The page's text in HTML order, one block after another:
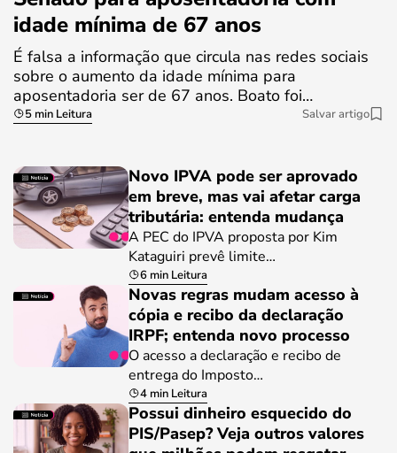
idade mínima de 67 anos
É falsa a informação que circula nas redes sociais
sobre o aumento da idade mínima para
aposentadoria ser de 67 anos. Boato foi…
5 min Leitura Salvar artigo
Novo IPVA pode ser aprovado
em breve, mas vai afetar carga
tributária: entenda mudança
A PEC do IPVA proposta por Kim
Kataguiri prevê limite…
6 min Leitura
Novas regras mudam acesso à
cópia e recibo da declaração
IRPF; entenda novo processo
O acesso a declaração e recibo de
entrega do Imposto…
4 min Leitura
Possui dinheiro esquecido do
PIS/Pasep? Veja outros valores